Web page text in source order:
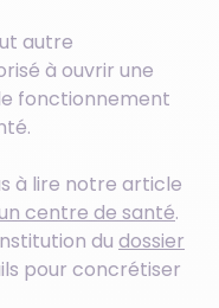
autre
à ouvrir une
fonctionnement
à lire notre article
centre de santé.
du dossier
pour concrétiser